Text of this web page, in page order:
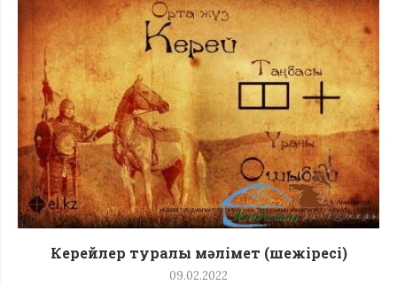
Керейлер туралы мәлімет (шежіресі)
09.02.2022